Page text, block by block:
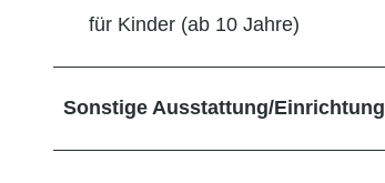
für Kinder (ab 10 Jahre)
Sonstige Ausstattung/Einrichtung